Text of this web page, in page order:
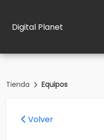
Digital Planet
Tienda Equipos
Volver